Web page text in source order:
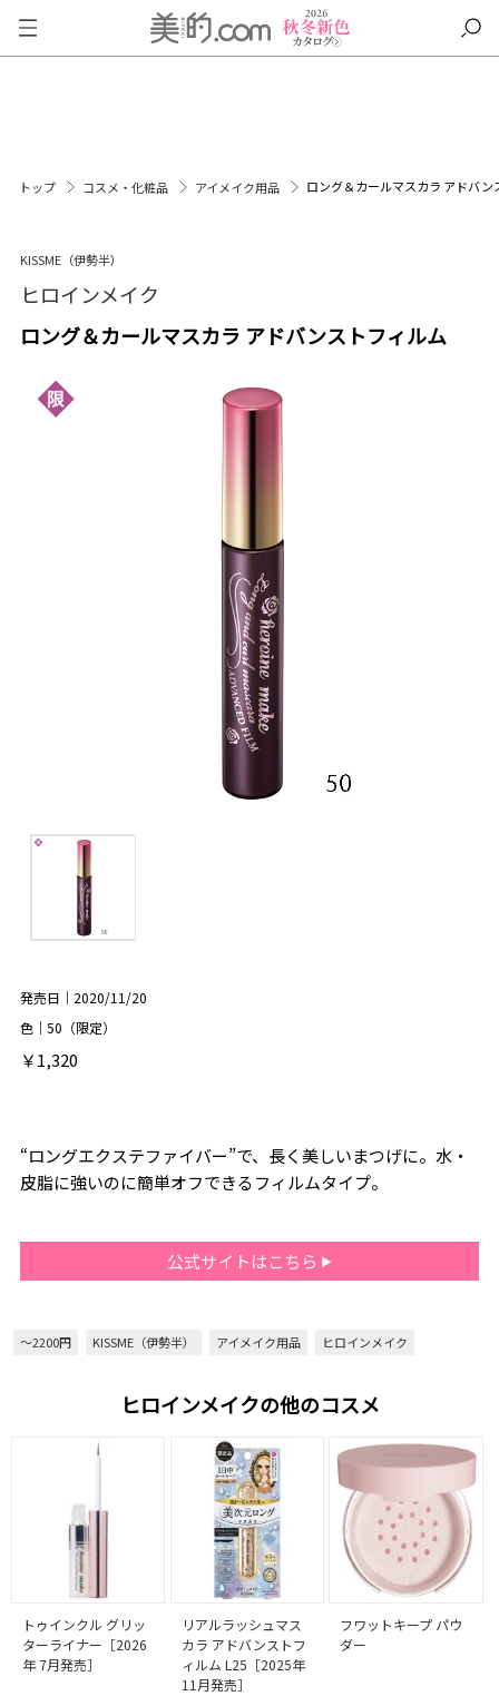
トップ コスメ・化粧品 アイメイク用品 ロング＆カールマスカラ アドバン
KISSME（伊勢半）
ヒロインメイク
ロング＆カールマスカラ アドバンストフィルム
発売日｜2020/11/20
色｜50（限定）
￥1,320
“ロングエクステファイバー”で、長く美しいまつげに。水・
皮脂に強いのに簡単オフできるフィルムタイプ。
公式サイトはこちら
～2200円 KISSME（伊勢半） アイメイク用品 ヒロインメイク
ヒロインメイクの他のコスメ
トゥインクル グリッ
ターライナー［2026
年 7月発売］
リアルラッシュマス
カラ アドバンストフ
ィルム L25［2025年
11月発売］
フワットキープ パウ
ダー